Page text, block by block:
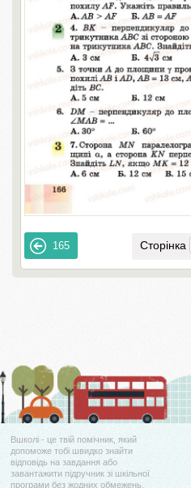
165 Сторінка
Вшколі - це твій помічник, який
допоможе тобі швидко знайти
відповідь на завдання або
завантажити підручник зі шкільної
програми без жодних обмежень.